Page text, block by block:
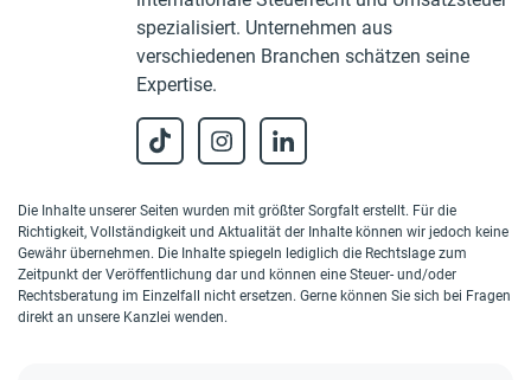
spezialisiert. Unternehmen aus
verschiedenen Branchen schätzen seine
Expertise.
Die Inhalte unserer Seiten wurden mit größter Sorgfalt erstellt. Für die
Richtigkeit, Vollständigkeit und Aktualität der Inhalte können wir jedoch keine
Gewähr übernehmen. Die Inhalte spiegeln lediglich die Rechtslage zum
Zeitpunkt der Veröffentlichung dar und können eine Steuer- und/oder
Rechtsberatung im Einzelfall nicht ersetzen. Gerne können Sie sich bei Fragen
direkt an unsere Kanzlei wenden.